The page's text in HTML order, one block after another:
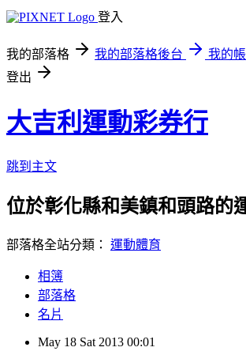
登入
我的部落格 我的部落格後台
我的
登出
大吉利運動彩券行
跳到主文
位於彰化縣和美鎮和頭路的
部落格全站分類： 運動體育
相簿
部落格
名片
May 18 Sat 2013 00:01